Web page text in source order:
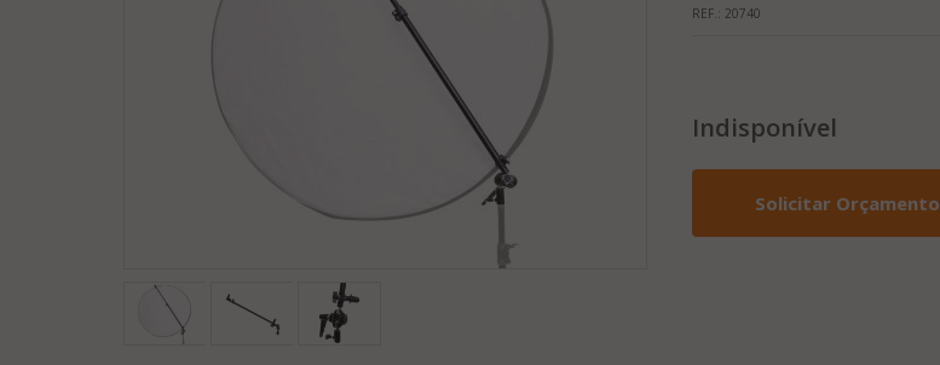
REF.: 20740
Indisponível
Solicitar Orçamento